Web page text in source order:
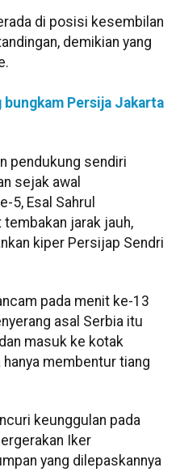
di posisi kesembilan
demikian yang
bungkam Persija Jakarta
pendukung sendiri
sejak awal
5, Esal Sahrul
jarak jauh,
kiper Persijap Sendri
pada menit ke-13
asal Serbia itu
masuk ke kotak
membentur tiang
keunggulan pada
Iker
yang dilepaskannya